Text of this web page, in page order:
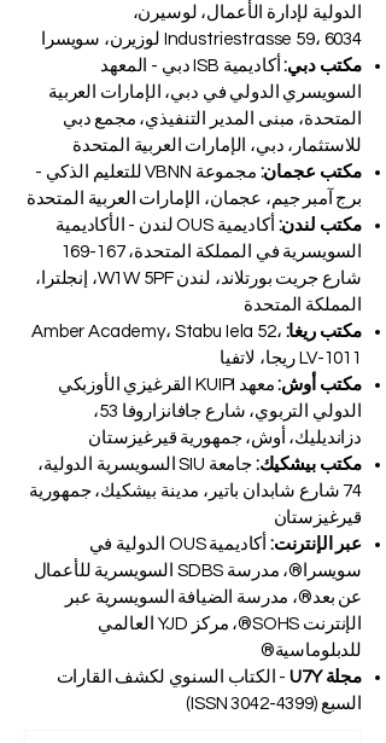
الدولية لإدارة الأعمال، لوسيرن،
Industriestrasse 59، 6034 لوزيرن، سويسرا
مكتب دبي:
أكاديمية ISB دبي - المعهد
السويسري الدولي في دبي، الإمارات العربية
المتحدة، مبنى المدير التنفيذي، مجمع دبي
للاستثمار، دبي، الإمارات العربية المتحدة
مكتب عجمان:
مجموعة VBNN للتعليم الذكي -
برج آمبر جيم، عجمان، الإمارات العربية المتحدة
مكتب لندن:
أكاديمية OUS لندن - الأكاديمية
السويسرية في المملكة المتحدة، 167-169
شارع جريت بورتلاند، لندن W1W 5PF، إنجلترا،
المملكة المتحدة
مكتب ريغا: Amber Academy، Stabu Iela 52،
LV-1011 ريجا، لاتفيا
مكتب أوش:
معهد KUIPI القرغيزي الأوزبكي
الدولي التربوي، شارع جافانزاروفا 53،
دزانديليك، أوش، جمهورية قيرغيزستان
مكتب بيشكيك:
جامعة SIU السويسرية الدولية،
74 شارع شابدان باتير، مدينة بيشكيك، جمهورية
قيرغيزستان
عبر الإنترنت:
أكاديمية OUS الدولية في
سويسرا®، مدرسة SDBS السويسرية للأعمال
عن بعد®، مدرسة الضيافة السويسرية عبر
الإنترنت SOHS®، مركز YJD العالمي
للدبلوماسية®
مجلة U7Y
- الكتاب السنوي لكشف القارات
السبع (ISSN3042-4399)